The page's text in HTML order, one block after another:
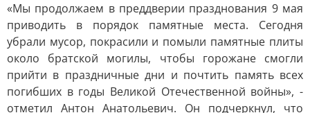
«Мы продолжаем в преддверии празднования 9 мая
приводить в порядок памятные места. Сегодня
убрали мусор, покрасили и помыли памятные плиты
около братской могилы, чтобы горожане смогли
прийти в праздничные дни и почтить память всех
погибших в годы Великой Отечественной войны», -
отметил Антон Анатольевич. Он подчеркнул, что